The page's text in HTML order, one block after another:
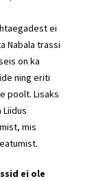
ei
Nabala trassi
on ka
ning eriti
poolt. Lisaks
mis
ei ole